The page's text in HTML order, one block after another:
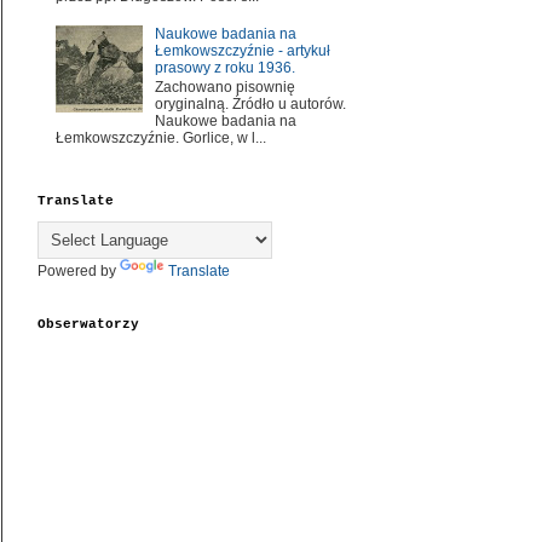
Naukowe badania na
Łemkowszczyźnie - artykuł
prasowy z roku 1936.
Zachowano pisownię
oryginalną. Źródło u autorów.
Naukowe badania na
Łemkowszczyźnie. Gorlice, w l...
Translate
Powered by Translate
Obserwatorzy